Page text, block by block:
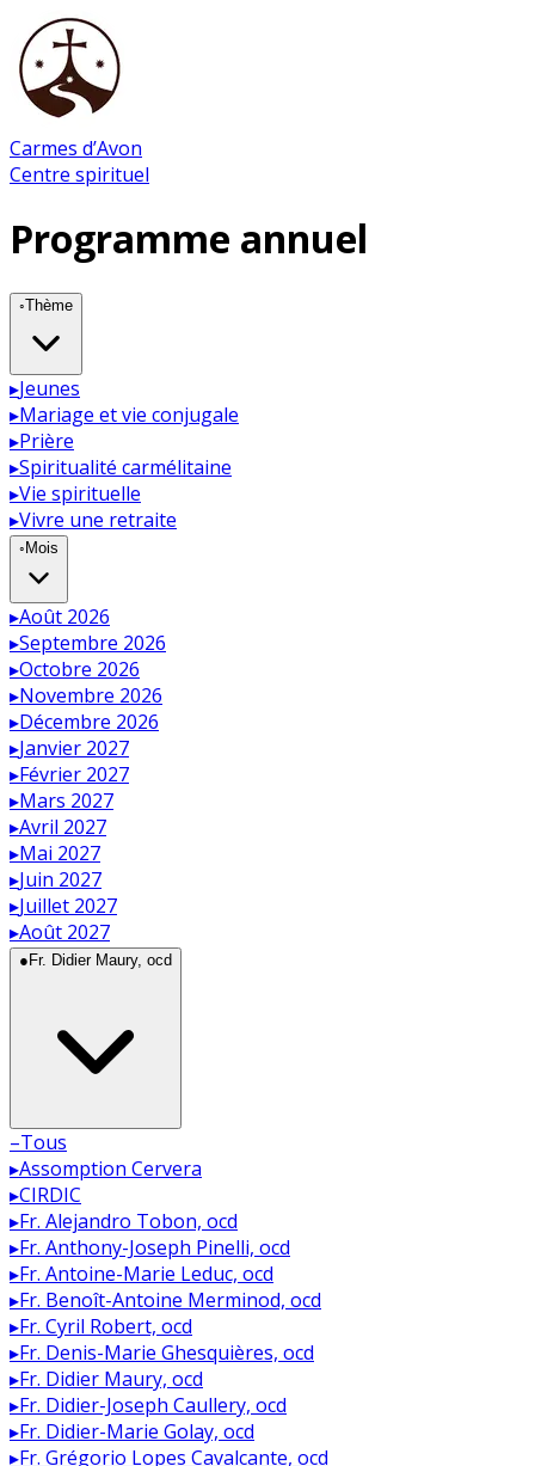
Carmes d’Avon
Centre spirituel
Programme annuel
◦Thème
▸Jeunes
▸Mariage et vie conjugale
▸Prière
▸Spiritualité carmélitaine
▸Vie spirituelle
▸Vivre une retraite
◦ Mois
▸Août 2026
▸Septembre 2026
▸Octobre 2026
▸Novembre 2026
▸Décembre 2026
▸Janvier 2027
▸Février 2027
▸Mars 2027
▸Avril 2027
▸Mai 2027
▸Juin 2027
▸Juillet 2027
▸Août 2027
● Fr. Didier Maury, ocd
–Tous
▸Assomption Cervera
▸CIRDIC
▸Fr. Alejandro Tobon, ocd
▸Fr. Anthony-Joseph Pinelli, ocd
▸Fr. Antoine-Marie Leduc, ocd
▸Fr. Benoît-Antoine Merminod, ocd
▸Fr. Cyril Robert, ocd
▸Fr. Denis-Marie Ghesquières, ocd
▸Fr. Didier Maury, ocd
▸Fr. Didier-Joseph Caullery, ocd
▸Fr. Didier-Marie Golay, ocd
▸Fr. Grégorio Lopes Cavalcante, ocd